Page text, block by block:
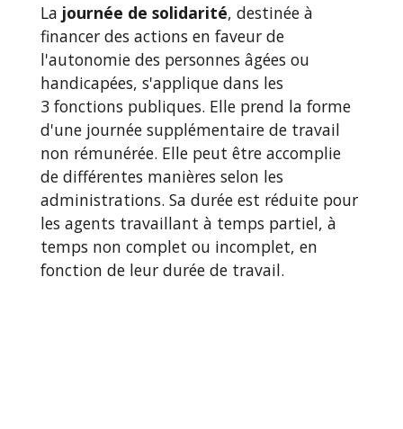
La journée de solidarité, destinée à
financer des actions en faveur de
l'autonomie des personnes âgées ou
handicapées, s'applique dans les
3 fonctions publiques. Elle prend la forme
d'une journée supplémentaire de travail
non rémunérée. Elle peut être accomplie
de différentes manières selon les
administrations. Sa durée est réduite pour
les agents travaillant à temps partiel, à
temps non complet ou incomplet, en
fonction de leur durée de travail.